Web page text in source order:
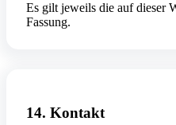
Es gilt jeweils die auf dieser
Fassung.
14. Kontakt